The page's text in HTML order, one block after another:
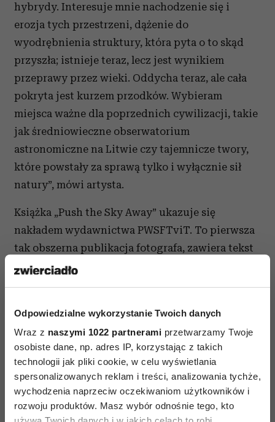
Odpowiedzialne wykorzystanie Twoich danych
Wraz z naszymi 1022 partnerami przetwarzamy Twoje
osobiste dane, np. adres IP, korzystając z takich
technologii jak pliki cookie, w celu wyświetlania
spersonalizowanych reklam i treści, analizowania tychże,
wychodzenia naprzeciw oczekiwaniom użytkowników i
rozwoju produktów. Masz wybór odnośnie tego, kto
hybrydy. Interesuje mnie nachodzenie się i
erozja tych przestrzeni, dążenie do
wyodrębnienia struktury, która pyta o to skąd
przyszła; istnieje teraz, lecz jest wynikiem
przeprawy przez wieki. Oddycha teraz, ale cała
pokryta jest kurzem przodków. Wybieram
miejsca ważne dla poprzednich cywilizacji, takie
jak średniowieczne obserwatorium
astronomiczne na Litwie czy tajemnicze twory,
które powstały za sprawą tylko i wyłącznie sił
natury”, mówi artysta.
Książka „Push the Sky Away” ukazuje się
nakładem wydawnictwa PWSFTviT. To pierwsza
tak obszerna publikacja fotografa, zawiera tekst
prof. Eleonory Jedlińskiej oraz wiersz Patti Smith
wystawa będzie czynna
w godzinach:poniedziałek–sobota 10–20,
niedziela 12–18, wstęp bezpłatny,Leica 6x7
Gallery Warszawa, Mysia 3, Warszawa